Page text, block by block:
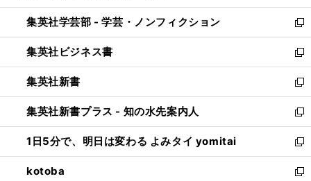
開
く
ウ
で
開
く
ン
ド
ウ
で
開
く
ウ
ィ
ン
ド
ウ
で
開
く
集英社学芸部 - 学芸・ノンフィクション
新
し
い
ウ
ィ
ン
ド
ウ
で
開
く
集英社ビジネス書
新
し
い
ウ
ィ
ン
ド
ウ
で
集英社新書
新
し
い
ウ
ィ
ン
ド
集英社新書プラス - 知の水先案内人
新
し
い
ウ
ィ
1日5分で、明日は変わる よみタイ yomitai
新
し
い
kotoba
新